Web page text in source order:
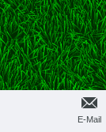
E-Mail